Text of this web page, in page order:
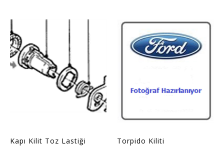
Kapı Kilit Toz Lastiği Torpido Kiliti